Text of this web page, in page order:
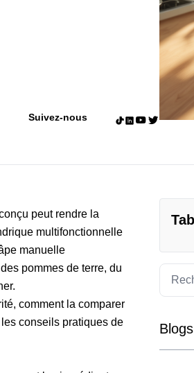
Suivez-nous
peut rendre la
multifonctionnelle
manuelle
pommes de terre, du
comment la comparer
conseils pratiques de